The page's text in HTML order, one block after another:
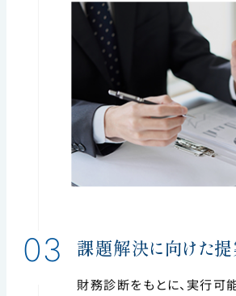
03 課題解決に向けた
財務診断をもとに、実行可